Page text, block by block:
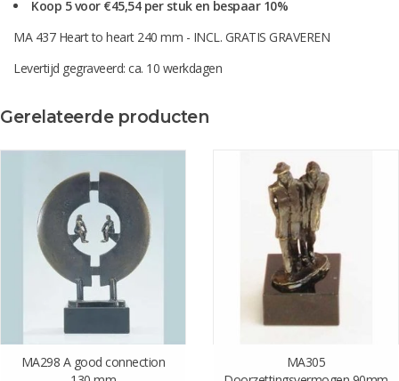
Koop 5 voor €45,54 per stuk en bespaar 10%
MA 437 Heart to heart 240 mm - INCL. GRATIS GRAVEREN
Levertijd gegraveerd: ca. 10 werkdagen
Gerelateerde producten
MA298 A good connection
MA305